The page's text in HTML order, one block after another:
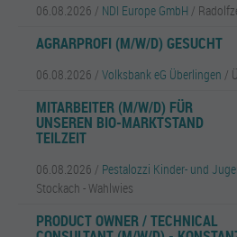
06.08.2026 / NDI Europe GmbH /
AGRARPROFI (M/W/D) GESUCHT
06.08.2026 / Volksbank eG Überlingen /
MITARBEITER (M/W/D) FÜR
UNSEREN BIO-MARKTSTAND
TEILZEIT
06.08.2026 / Pestalozzi Kinder- und
Stockach - Wahlwies
PRODUCT OWNER / TECHNICAL